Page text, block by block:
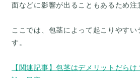
面などに影響が出ることもあるため注
ここでは、包茎によって起こりやすい
す。
【関連記事】包茎はデメリットだら